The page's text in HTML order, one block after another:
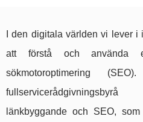
I den digitala världen vi lever
att förstå och använda
sökmotoroptimering
länkbyggande och SEO,